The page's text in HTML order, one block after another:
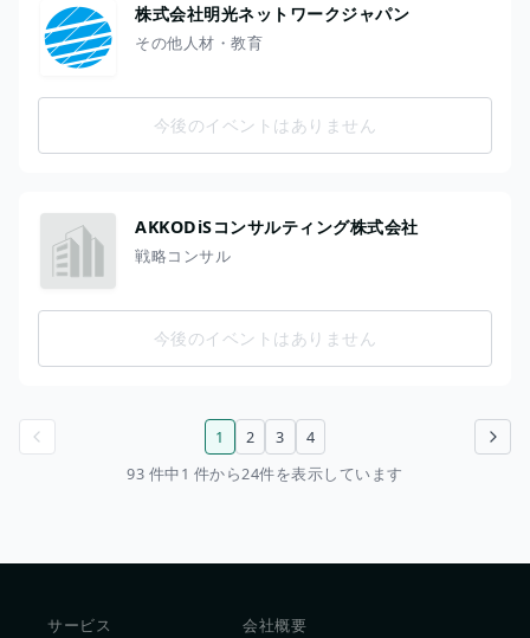
株式会社明光ネットワークジャパン
その他人材・教育
今後のイベントはありません
AKKODiSコンサルティング株式会社
戦略コンサル
今後のイベントはありません
次のページ
1 2 3
4
93 件中1 件から24件を表示しています
サービス 会社概要